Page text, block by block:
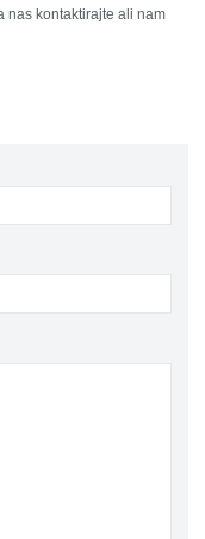
nas kontaktirajte ali nam